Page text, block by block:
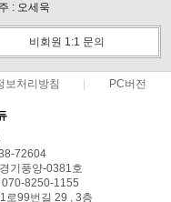
: 오세욱
비회원 1:1 문의
보처리방침 PC버전
72604
기풍양-0381호
8250-1155
로99번길 29 , 3층